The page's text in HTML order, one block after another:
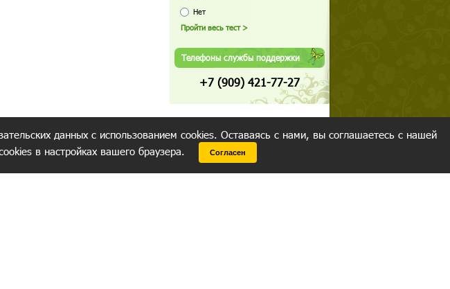
Нет
Телефоны службы поддержки
+7 (909) 421-77-27
данных с использованием cookies. Оставаясь с нами, вы соглашаетесь с нашей
в настройках вашего браузера. Согласен